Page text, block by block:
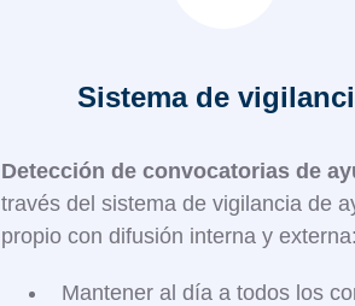
Sistema de
Detección de convocatorias de
través del sistema de vigilancia de
propio con difusión interna y externa:​
Mantener al día a todos los